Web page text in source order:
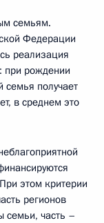
семьям.
Федерации
реализация
при рождении
семья получает
в среднем это
этом критерии
регионов
семьи, часть –